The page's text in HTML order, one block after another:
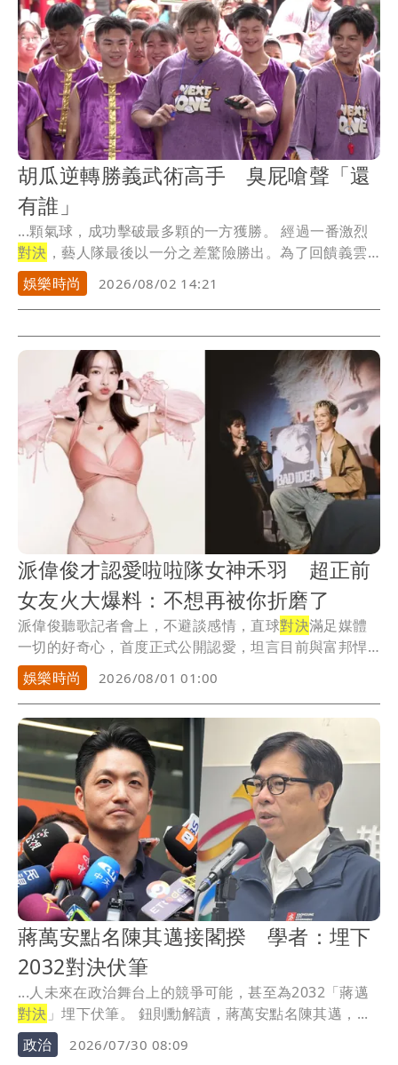
胡瓜逆轉勝義武術高手 臭屁嗆聲「還
有誰」
...顆氣球，成功擊破最多顆的一方獲勝。 經過一番激烈
對決 ，藝人隊最後以一分之差驚險勝出。為了回饋義雲
帶...
娛樂時尚 2026/08/02 14:21
派偉俊才認愛啦啦隊女神禾羽 超正前
女友火大爆料：不想再被你折磨了
派偉俊聽歌記者會上，不避談感情，直球對決滿足媒體
一切的好奇心，首度正式公開認愛，坦言目前與富邦悍
將啦...
娛樂時尚 2026/08/01 01:00
蔣萬安點名陳其邁接閣揆 學者：埋下
2032對決伏筆
...人未來在政治舞台上的競爭可能，甚至為2032「蔣邁
對決
」埋下伏筆。 鈕則勳解讀，蔣萬安點名陳其邁，...
政治
2026/07/30 08:09